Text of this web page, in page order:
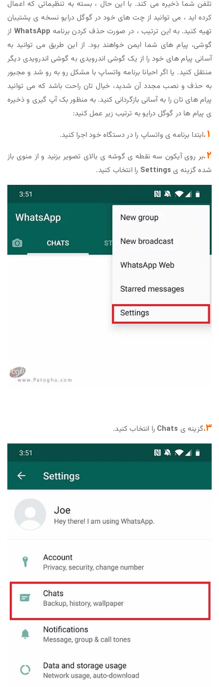
تلفن شما ذخیره می کند. با این حال ، بسته به تنظیماتی که اعمال
کرده اید ، می توانید از چت های خود در گوگل درایو نسخه ی پشتیبان
تهیه کنید. به این ترتیب ، در صورت حذف کردن برنامه WhatsApp از
گوشی، پیام های شما ایمن خواهند بود. از این طریق می توانید به
آسانی پیام های خود را از یک گوشی اندرویدی به گوشی اندرویدی دیگر
منتقل کنید. یا اگر احیانا برنامه واتساپ با مشکل رو به رو شد و مجبور
به حذف و نصب مجدد آن شدید، خیال تان راحت باشد که می توانید
پیام های تان را به آسانی بازگردانی کنید. به منظور بک آپ گیری و ذخیره
ی پیام ها در گوگل درایو به ترتیب زیر عمل کنید:
1. ابتدا برنامه ی واتساپ را در دستگاه خود اجرا کنید.
2. بر روی آیکون سه نقطه ی گوشه ی بالای تصویر بزنید و از منوی باز
شده گزینه ی Settings را انتخاب کنید.
3. گزینه ی Chats را انتخاب کنید.